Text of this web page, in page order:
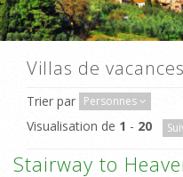
Villas de
Trier par Personnes
Visualisation de 1 - 20
Stairway to